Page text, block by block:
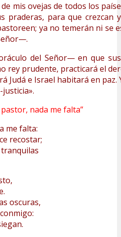
mis ovejas de todos los
praderas, para que crezcan
ya no temerán ni se
del Señor— en que
rey prudente, practicará el
Judá e Israel habitará en
nada me falta”
me falta:
recostar;
oscuras,